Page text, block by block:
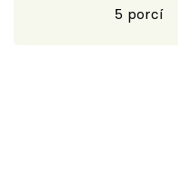
5 porcí